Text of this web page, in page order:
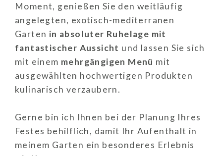
Moment, genießen Sie den weitläufig
angelegten, exotisch-mediterranen
Garten in absoluter Ruhelage mit
fantastischer Aussicht und lassen Sie sich
mit einem mehrgängigen Menü mit
ausgewählten hochwertigen Produkten
kulinarisch verzaubern.
Gerne bin ich Ihnen bei der Planung Ihres
Festes behilflich, damit Ihr Aufenthalt in
meinem Garten ein besonderes Erlebnis